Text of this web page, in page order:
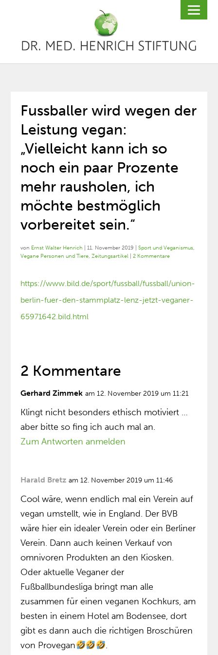
Fussballer wird wegen der
Leistung vegan:
„Vielleicht kann ich so
noch ein paar Prozente
mehr rausholen, ich
möchte bestmöglich
vorbereitet sein.“
von Ernst Walter Henrich |11. November 2019 |Sport und Veganismus,
Vegane Personen und Tiere,Zeitungsartikel |2 Kommentare
https://www.bild.de/sport/fussball/fussball/union-
berlin-fuer-den-stammplatz-lenz-jetzt-veganer-
65971642.bild.html
2 Kommentare
Gerhard Zimmek am 12. November 2019 um 11:21
Klingt nicht besonders ethisch motiviert …
aber bitte so fing ich auch mal an.
Zum Antworten anmelden
Harald Bretz am 12. November 2019 um 11:46
Cool wäre, wenn endlich mal ein Verein auf
vegan umstellt, wie in England. Der BVB
wäre hier ein idealer Verein oder ein Berliner
Verein. Dann auch keinen Verkauf von
omnivoren Produkten an den Kiosken.
Oder aktuelle Veganer der
Fußballbundesliga bringt man alle
zusammen für einen veganen Kochkurs, am
besten in einem Hotel am Bodensee, dort
gibt es dann auch die richtigen Broschüren
von Provegan
.